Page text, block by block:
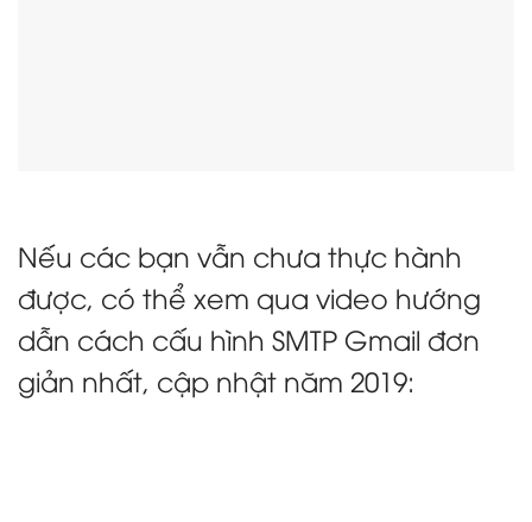
Nếu các bạn vẫn chưa thực hành
được, có thể xem qua video hướng
dẫn cách cấu hình SMTP Gmail đơn
giản nhất, cập nhật năm 2019: